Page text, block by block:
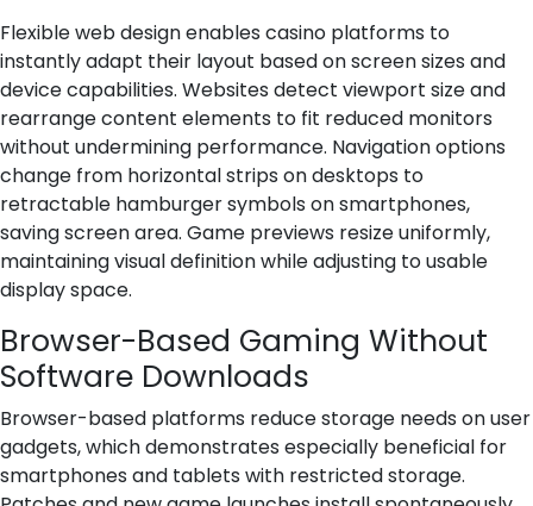
Flexible web design enables casino platforms to
instantly adapt their layout based on screen sizes and
device capabilities. Websites detect viewport size and
rearrange content elements to fit reduced monitors
without undermining performance. Navigation options
change from horizontal strips on desktops to
retractable hamburger symbols on smartphones,
saving screen area. Game previews resize uniformly,
maintaining visual definition while adjusting to usable
display space.
Browser-Based Gaming Without
Software Downloads
Browser-based platforms reduce storage needs on user
gadgets, which demonstrates especially beneficial for
smartphones and tablets with restricted storage.